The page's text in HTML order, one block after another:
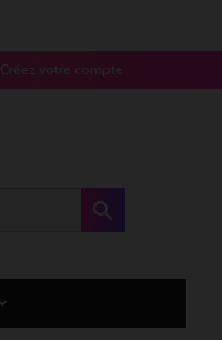
Créez votre compte
